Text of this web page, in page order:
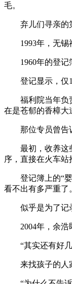
毛。
弃儿们寻亲的第
1993年，无锡福
1960年的登记簿
登记显示，仅
福利院当年负责
在是苍郁的香樟大
那位专员曾告诉
最初，收养这些
序，直接在火车站
登记簿上的“婴
看不出有多严重了
似乎是为了记录
2004年，余浩即
“其实还有好几
来找孩子的人家